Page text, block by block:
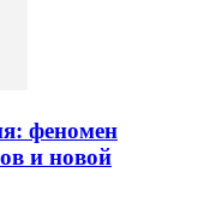
феномен
и новой